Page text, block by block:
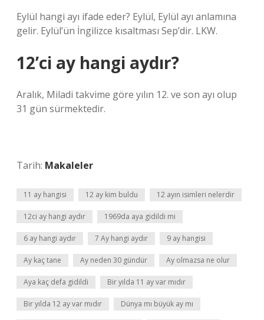
Eylül hangi ayı ifade eder? Eylül, Eylül ayı anlamına
gelir. Eylül’ün İngilizce kısaltması Sep’dir. LKW.
12’ci ay hangi aydır?
Aralık, Miladi takvime göre yılın 12. ve son ayı olup
31 gün sürmektedir.
Tarih: Makaleler
11 ay hangisi 12 ay kim buldu 12 ayın isimleri nelerdir
12ci ay hangi aydır 1969da aya gidildi mi
6 ay hangi aydır 7 Ay hangi aydır 9 ay hangisi
Ay kaç tane Ay neden 30 gündür Ay olmazsa ne olur
Aya kaç defa gidildi Bir yılda 11 ay var mıdır
Bir yılda 12 ay var mıdır Dünya mı büyük ay mı